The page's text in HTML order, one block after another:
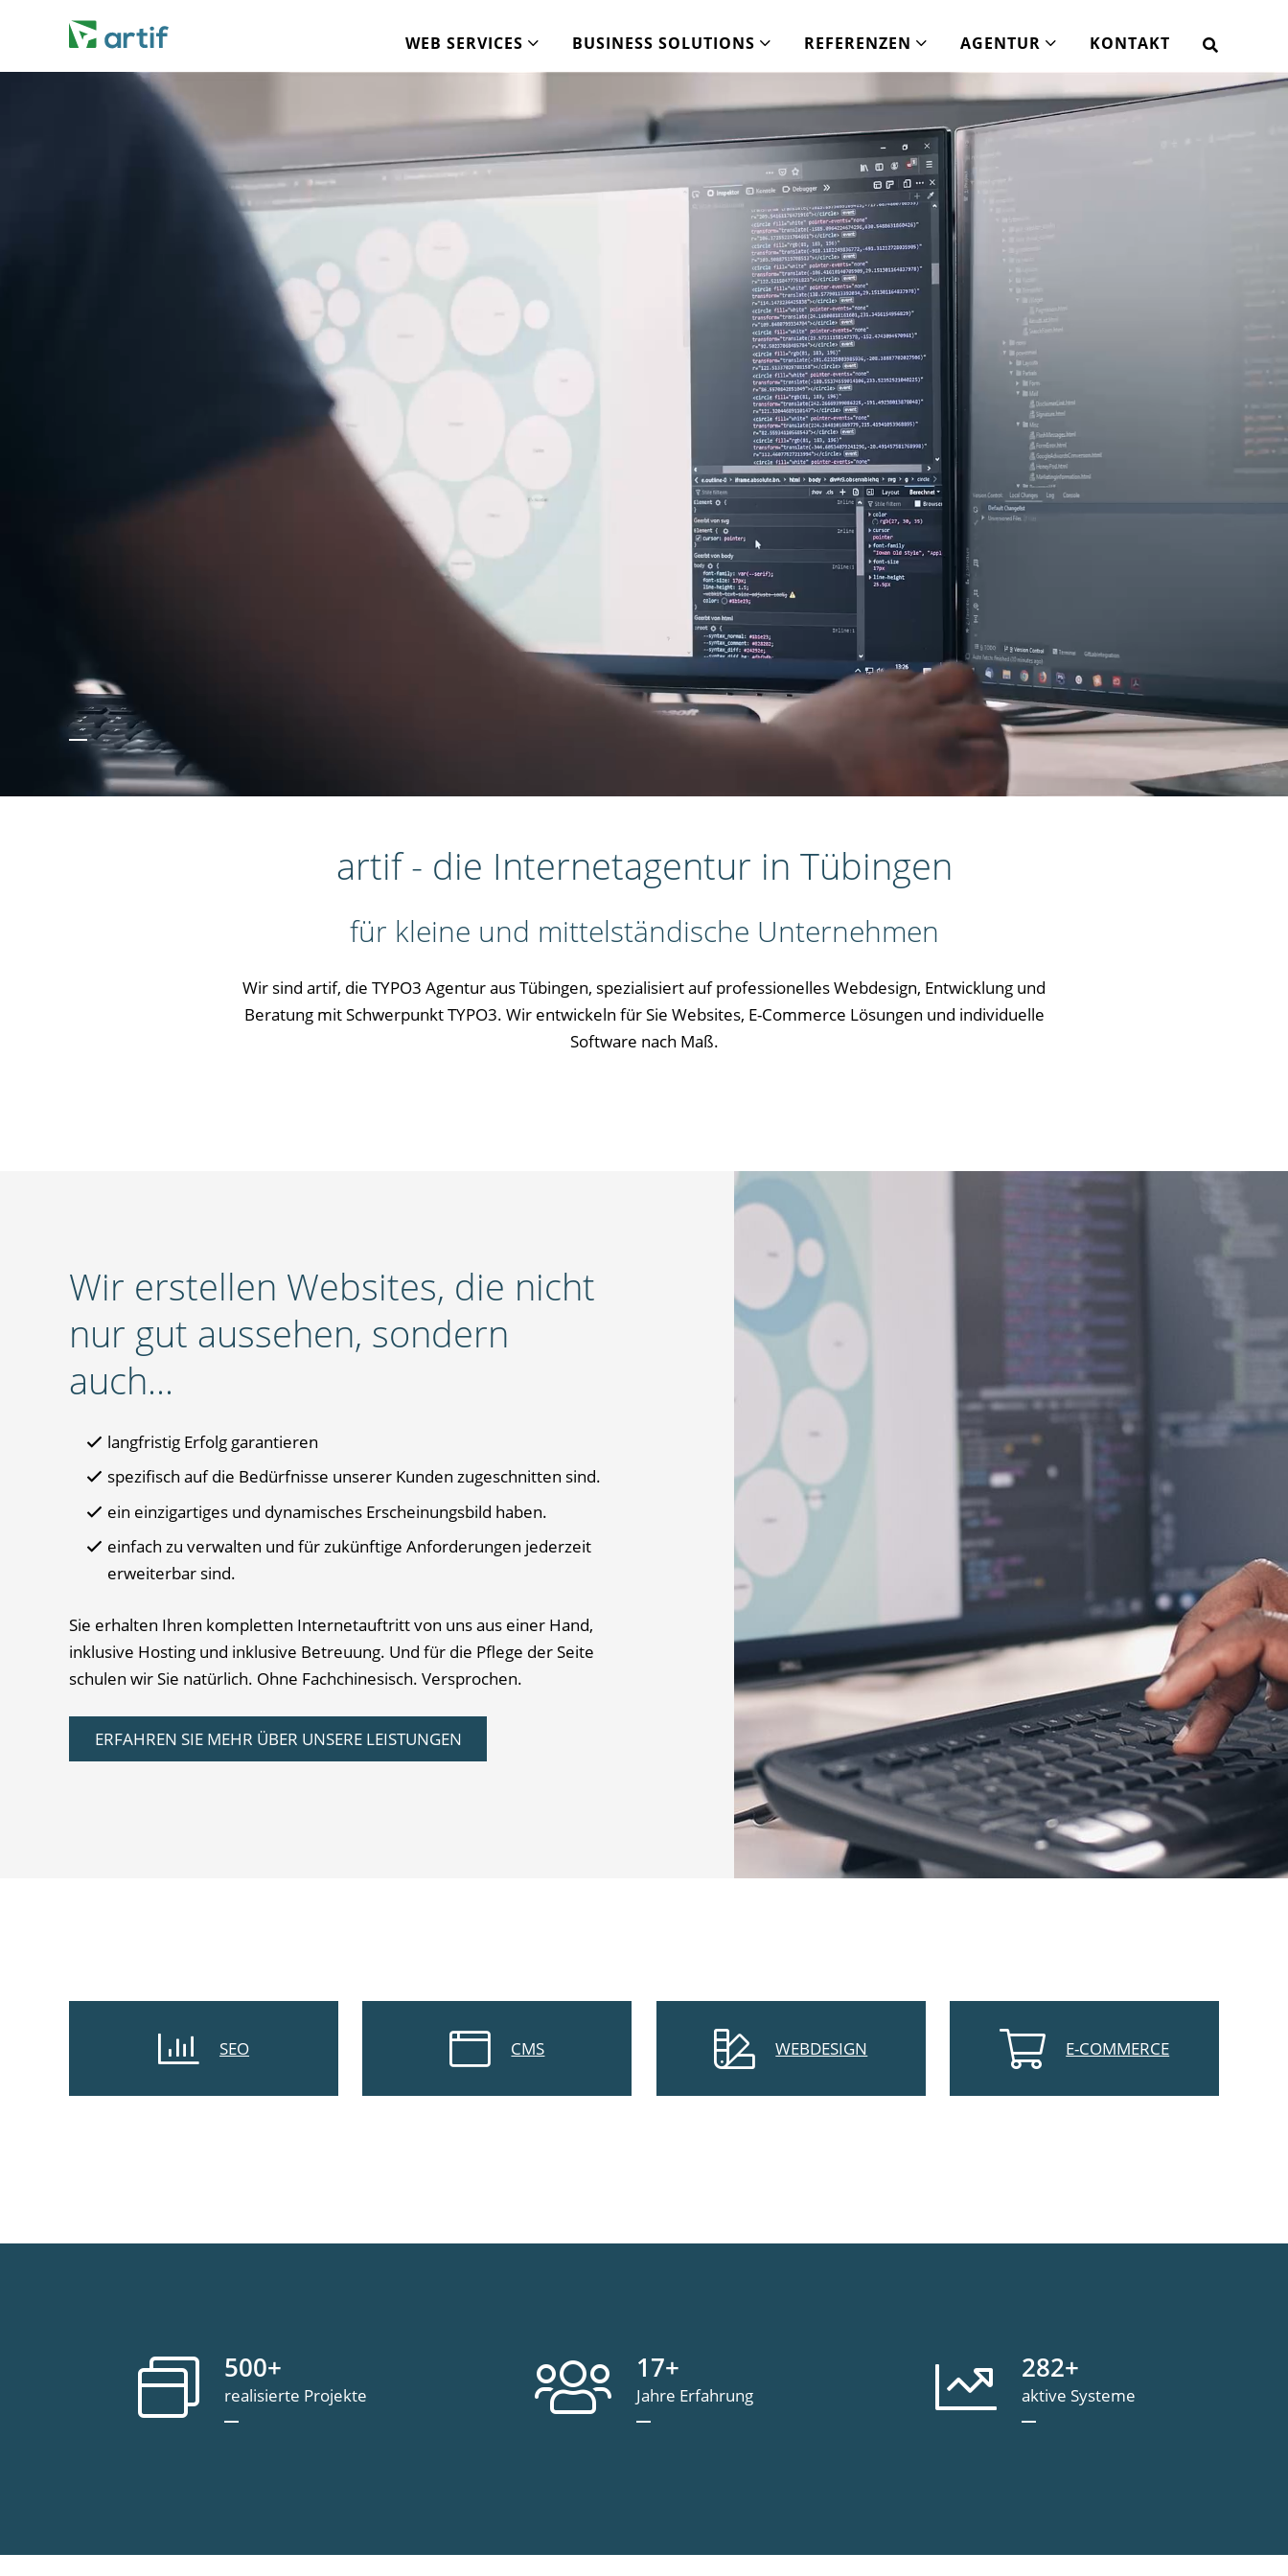
WEB SERVICES BUSINESS SOLUTIONS REFERENZEN AGENTUR KONTAKT
Videoanimation über artif Services: Wordpress, Onlineshop, Magento, Seo, Social Media, Webdesign, Mobile Apps, Webhosting
artif - die Internetagentur in Tübingen
für kleine und mittelständische Unternehmen
Wir sind artif, die TYPO3 Agentur aus Tübingen, spezialisiert auf professionelles Webdesign, Entwicklung und
Beratung mit Schwerpunkt TYPO3. Wir entwickeln für Sie Websites, E-Commerce Lösungen und individuelle
Software nach Maß.
Wir erstellen Websites, die nicht
nur gut aussehen, sondern
auch...
langfristig Erfolg garantieren
spezifisch auf die Bedürfnisse unserer Kunden zugeschnitten sind.
ein einzigartiges und dynamisches Erscheinungsbild haben.
einfach zu verwalten und für zukünftige Anforderungen jederzeit
erweiterbar sind.
Sie erhalten Ihren kompletten Internetauftritt von uns aus einer Hand,
inklusive Hosting und inklusive Betreuung. Und für die Pflege der Seite
schulen wir Sie natürlich. Ohne Fachchinesisch. Versprochen.
ERFAHREN SIE MEHR ÜBER UNSERE LEISTUNGEN
SEO CMS WEBDESIGN E-COMMERCE
500+
realisierte Projekte
17+
Jahre Erfahrung
282+
aktive Systeme